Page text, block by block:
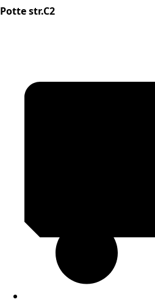
Potte str.C2